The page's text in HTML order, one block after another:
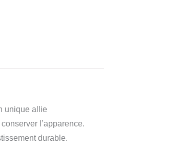
unique allie
l’apparence.
durable.